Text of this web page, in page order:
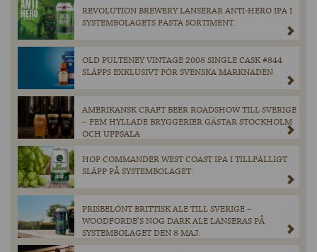
REVOLUTION BREWERY LANSERAR ANTI-HERO IPA I
SYSTEMBOLAGETS FASTA SORTIMENT.
OLD PULTENEY VINTAGE 2008 SINGLE CASK #844
SLÄPPS EXKLUSIVT FÖR SVENSKA MARKNADEN
AMERIKANSK CRAFT BEER ROADSHOW TILL SVERIGE
– FEM HYLLADE BRYGGERIER GÄSTAR STOCKHOLM
OCH UPPSALA
HOP COMMANDER WEST COAST IPA I TILLFÄLLIGT
SLÄPP PÅ SYSTEMBOLAGET.
PRISBELÖNT BRITTISK ALE TILL SVERIGE –
WOODFORDE’S NOG DARK ALE LANSERAS PÅ
SYSTEMBOLAGET DEN 8 MAJ.